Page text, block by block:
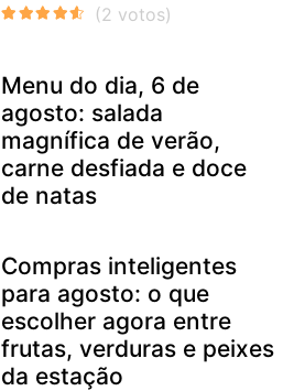
Menu do dia, 6 de
agosto: salada
magnífica de verão,
carne desfiada e doce
de natas
Compras inteligentes
para agosto: o que
escolher agora entre
frutas, verduras e peixes
da estação